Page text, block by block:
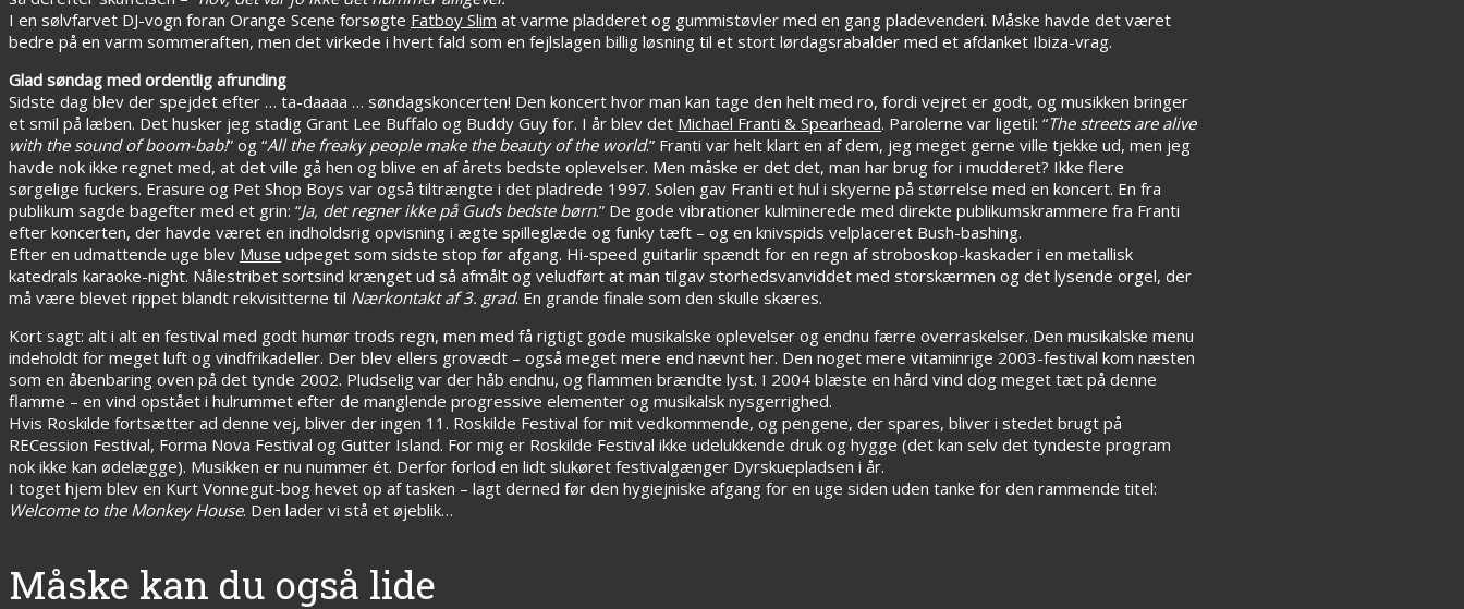
I en sølvfarvet DJ-vogn foran Orange Scene forsøgte Fatboy Slim at varme pladderet og gummistøvler med en gang pladevenderi. Måske havde det været
bedre på en varm sommeraften, men det virkede i hvert fald som en fejlslagen billig løsning til et stort lørdagsrabalder med et afdanket Ibiza-vrag.
Glad søndag med ordentlig afrunding
Sidste dag blev der spejdet efter … ta-daaaa … søndagskoncerten! Den koncert hvor man kan tage den helt med ro, fordi vejret er godt, og musikken bringer
et smil på læben. Det husker jeg stadig Grant Lee Buffalo og Buddy Guy for. I år blev det Michael Franti & Spearhead. Parolerne var ligetil: “The streets are alive
with the sound of boom-bab!” og “All the freaky people make the beauty of the world.” Franti var helt klart en af dem, jeg meget gerne ville tjekke ud, men jeg
havde nok ikke regnet med, at det ville gå hen og blive en af årets bedste oplevelser. Men måske er det det, man har brug for i mudderet? Ikke flere
sørgelige fuckers. Erasure og Pet Shop Boys var også tiltrængte i det pladrede 1997. Solen gav Franti et hul i skyerne på størrelse med en koncert. En fra
publikum sagde bagefter med et grin: “Ja, det regner ikke på Guds bedste børn.” De gode vibrationer kulminerede med direkte publikumskrammere fra Franti
efter koncerten, der havde været en indholdsrig opvisning i ægte spilleglæde og funky tæft – og en knivspids velplaceret Bush-bashing.
Efter en udmattende uge blev Muse udpeget som sidste stop før afgang. Hi-speed guitarlir spændt for en regn af stroboskop-kaskader i en metallisk
katedrals karaoke-night. Nålestribet sortsind krænget ud så afmålt og veludført at man tilgav storhedsvanviddet med storskærmen og det lysende orgel, der
må være blevet rippet blandt rekvisitterne til Nærkontakt af 3. grad. En grande finale som den skulle skæres.
Kort sagt: alt i alt en festival med godt humør trods regn, men med få rigtigt gode musikalske oplevelser og endnu færre overraskelser. Den musikalske menu
indeholdt for meget luft og vindfrikadeller. Der blev ellers grovædt – også meget mere end nævnt her. Den noget mere vitaminrige 2003-festival kom næsten
som en åbenbaring oven på det tynde 2002. Pludselig var der håb endnu, og flammen brændte lyst. I 2004 blæste en hård vind dog meget tæt på denne
flamme – en vind opstået i hulrummet efter de manglende progressive elementer og musikalsk nysgerrighed.
Hvis Roskilde fortsætter ad denne vej, bliver der ingen 11. Roskilde Festival for mit vedkommende, og pengene, der spares, bliver i stedet brugt på
RECession Festival, Forma Nova Festival og Gutter Island. For mig er Roskilde Festival ikke udelukkende druk og hygge (det kan selv det tyndeste program
nok ikke kan ødelægge). Musikken er nu nummer ét. Derfor forlod en lidt slukøret festivalgænger Dyrskuepladsen i år.
I toget hjem blev en Kurt Vonnegut-bog hevet op af tasken – lagt derned før den hygiejniske afgang for en uge siden uden tanke for den rammende titel:
Welcome to the Monkey House. Den lader vi stå et øjeblik…
Måske kan du også lide